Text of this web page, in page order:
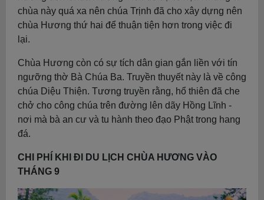
chùa này quá xa nên chúa Trịnh đã cho xây dựng nên
chùa Hương thứ hai để thuận tiện hơn trong việc đi
lại.
Chùa Hương còn có sự tích dân gian gắn liền với tín
ngưỡng thờ Bà Chúa Ba. Truyền thuyết này là về công
chúa Diệu Thiện. Tương truyền rằng, hổ thiên đã che
chở cho công chúa trên đường lên dãy Hồng Lĩnh -
nơi mà bà an cư và tu hành theo đạo Phật trong hang
đá.
CHI PHÍ KHI ĐI DU LỊCH CHÙA HƯƠNG VÀO
THÁNG 9